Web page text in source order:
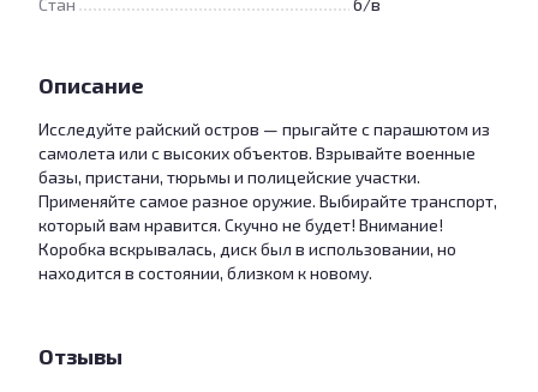
Стан б/в
Описание
Исследуйте райский остров — прыгайте с парашютом из
самолета или с высоких объектов. Взрывайте военные
базы, пристани, тюрьмы и полицейские участки.
Применяйте самое разное оружие. Выбирайте транспорт,
который вам нравится. Скучно не будет! Внимание!
Коробка вскрывалась, диск был в использовании, но
находится в состоянии, близком к новому.
Отзывы